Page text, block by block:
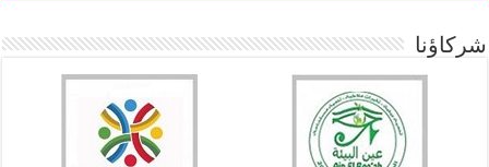
شركاؤنا